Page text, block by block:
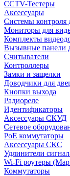
CCTV-Тестеры
Аксессуары
Системы контроля
Мониторы для
Комплекты
Вызывные панели
Считыватели
Контроллеры
Замки и защелки
Доводчики для
Кнопки выхода
Радиореле
Идентификаторы
Аксессуары СКУД
Сетевое
PoE коммутаторы
Аксессуары СКС
Удлинители
Wi-Fi роутеры
Коммутаторы